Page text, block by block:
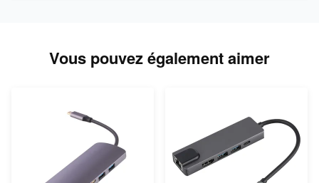
Vous pouvez également aimer